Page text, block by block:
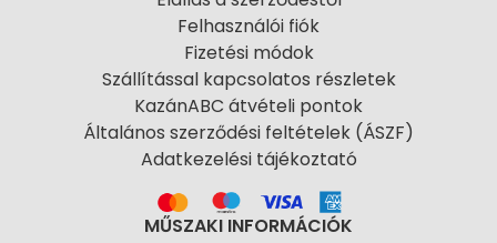
Felhasználói fiók
Fizetési módok
Szállítással kapcsolatos részletek
KazánABC átvételi pontok
Általános szerződési feltételek (ÁSZF)
Adatkezelési tájékoztató
MŰSZAKI INFORMÁCIÓK